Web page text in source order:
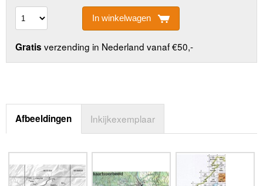
In winkelwagen
Gratis verzending in Nederland vanaf €50,-
Afbeeldingen Inkijkexemplaar